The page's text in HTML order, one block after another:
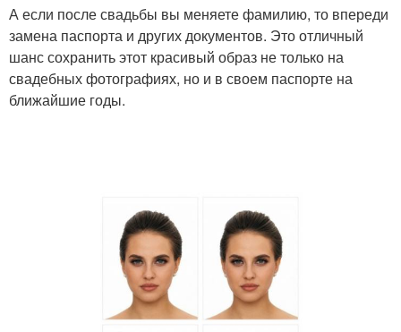
А если после свадьбы вы меняете фамилию, то впереди
замена паспорта и других документов. Это отличный
шанс сохранить этот красивый образ не только на
свадебных фотографиях, но и в своем паспорте на
ближайшие годы.